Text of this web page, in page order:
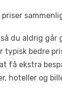
du aldrig
bedre
få ekstra
hoteller og